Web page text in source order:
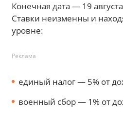
Конечная дата — 19
Ставки неизменны и
уровне:
Реклама
единый налог — 5% от
военный сбор — 1% от